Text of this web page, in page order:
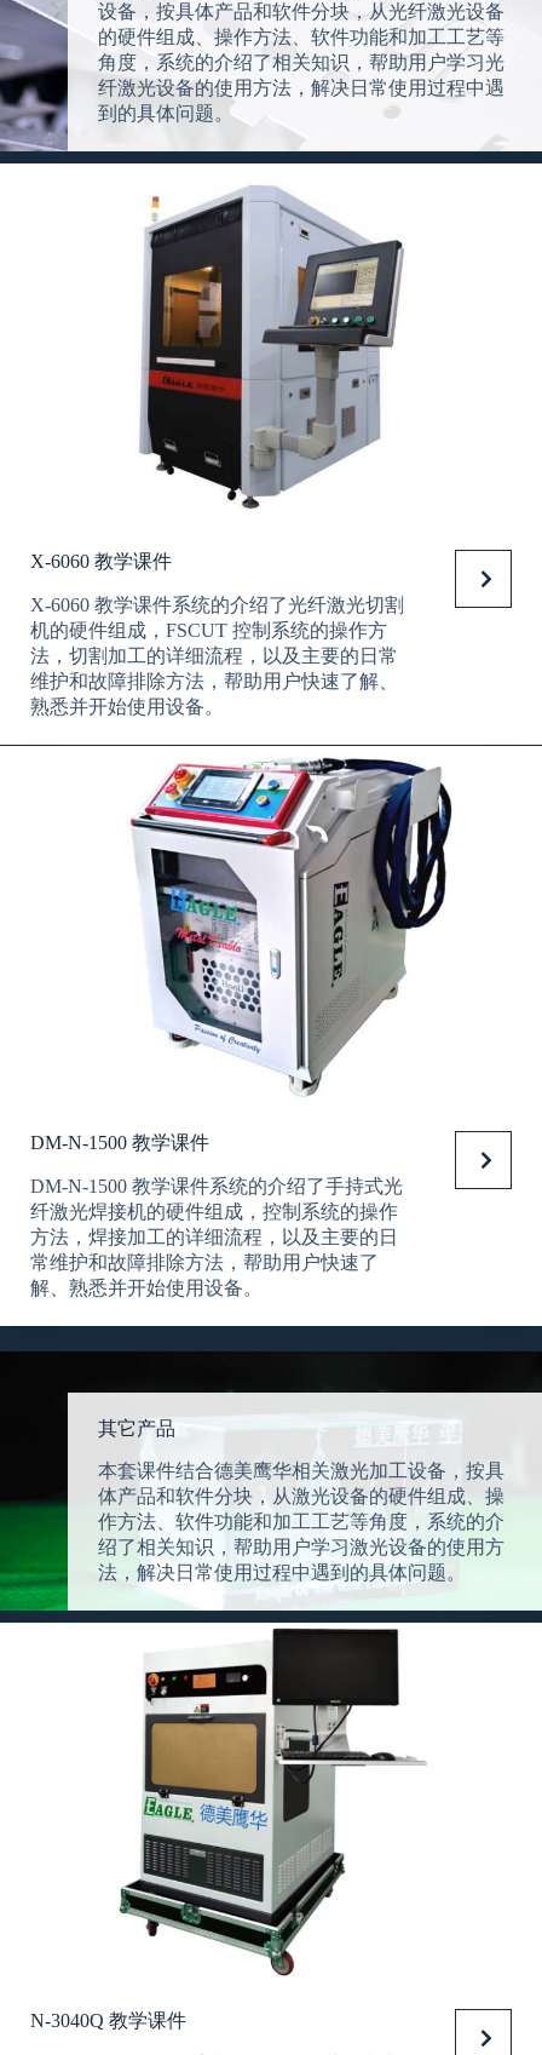
设备，按具体产品和软件分块，从光纤激光设备
的硬件组成、操作方法、软件功能和加工工艺等
角度，系统的介绍了相关知识，帮助用户学习光
纤激光设备的使用方法，解决日常使用过程中遇
到的具体问题。
X-6060 教学课件
X-6060 教学课件系统的介绍了光纤激光切割
机的硬件组成，FSCUT 控制系统的操作方
法，切割加工的详细流程，以及主要的日常
维护和故障排除方法，帮助用户快速了解、
熟悉并开始使用设备。
DM-N-1500 教学课件
DM-N-1500 教学课件系统的介绍了手持式光
纤激光焊接机的硬件组成，控制系统的操作
方法，焊接加工的详细流程，以及主要的日
常维护和故障排除方法，帮助用户快速了
解、熟悉并开始使用设备。
其它产品
本套课件结合德美鹰华相关激光加工设备，按具
体产品和软件分块，从激光设备的硬件组成、操
作方法、软件功能和加工工艺等角度，系统的介
绍了相关知识，帮助用户学习激光设备的使用方
法，解决日常使用过程中遇到的具体问题。
N-3040Q 教学课件